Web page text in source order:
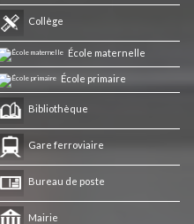
Collège
École maternelle
École primaire
Bibliothèque
Gare ferroviaire
Bureau de poste
Mairie